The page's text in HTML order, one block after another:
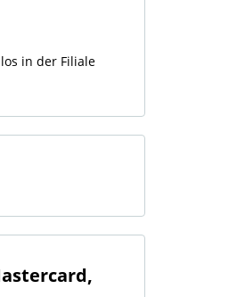
in der Filiale